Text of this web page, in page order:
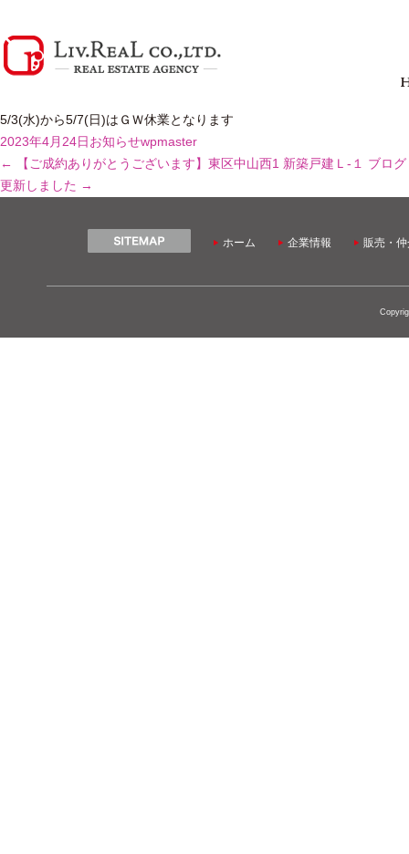
5/3(水)から5/7(日)はＧＷ休業となります
2023年4月24日 お知らせwpmaster
←
【ご成約ありがとうございます】東区中山西1 新築戸建Ｌ-１ ブログ
更新しました →
ホーム 企業情報 販売・